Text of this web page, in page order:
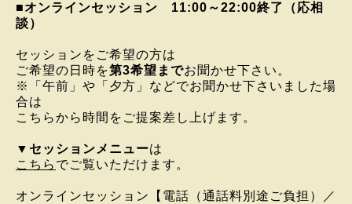
■オンラインセッション 11:00～22:00終了（応相
談）
セッションをご希望の方は
ご希望の日時を第3希望までお聞かせ下さい。
※「午前」や「夕方」などでお聞かせ下さいました場
合は
こちらから時間をご提案差し上げます。
▼ セッションメニューは
こちら でご覧いただけます。
オンラインセッション
【電話（通話料別途ご負担）／